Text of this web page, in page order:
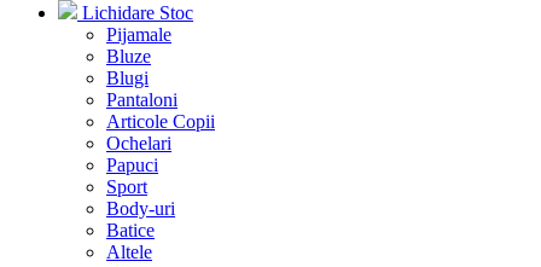
Lichidare Stoc
Pijamale
Bluze
Blugi
Pantaloni
Articole Copii
Ochelari
Papuci
Sport
Body-uri
Batice
Altele